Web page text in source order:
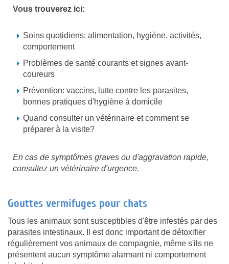
Vous trouverez ici:
Soins quotidiens: alimentation, hygiène, activités,
comportement
Problèmes de santé courants et signes avant-
coureurs
Prévention: vaccins, lutte contre les parasites,
bonnes pratiques d'hygiène à domicile
Quand consulter un vétérinaire et comment se
préparer à la visite?
En cas de symptômes graves ou d'aggravation rapide,
consultez un vétérinaire d'urgence.
Gouttes vermifuges pour chats
Tous les animaux sont susceptibles d'être infestés par des
parasites intestinaux. Il est donc important de détoxifier
régulièrement vos animaux de compagnie, même s'ils ne
présentent aucun symptôme alarmant ni comportement